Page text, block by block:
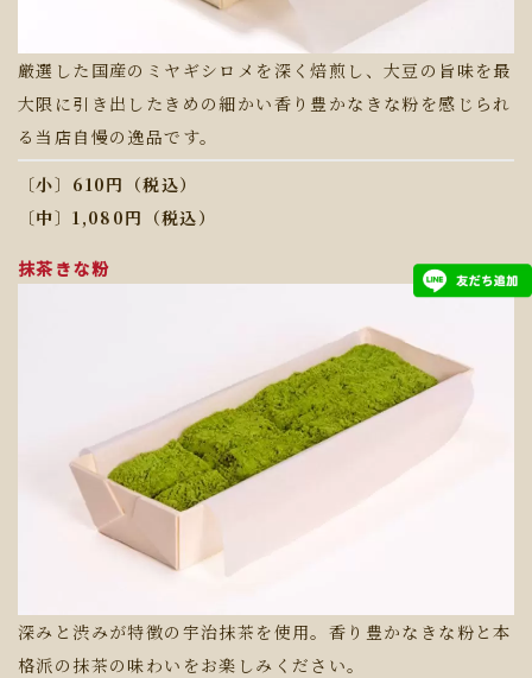
厳選した国産のミヤギシロメを深く焙煎し、大豆の旨味を最
大限に引き出したきめの細かい香り豊かなきな粉を感じられ
る当店自慢の逸品です。
〔小〕610円（税込）
〔中〕1,080円（税込）
抹茶きな粉
深みと渋みが特徴の宇治抹茶を使用。香り豊かなきな粉と本
格派の抹茶の味わいをお楽しみください。